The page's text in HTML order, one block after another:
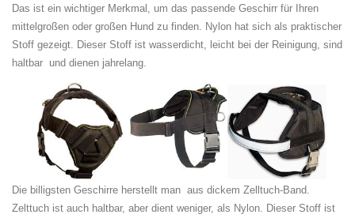
Das ist ein wichtiger Merkmal, um das passende Geschirr für Ihren
mittelgroßen oder großen Hund zu finden. Nylon hat sich als praktischer
Stoff gezeigt. Dieser Stoff ist wasserdicht, leicht bei der Reinigung, sind
haltbar und dienen jahrelang.
Die billigsten Geschirre herstellt man aus dickem Zelltuch-Band.
Zelttuch ist auch haltbar, aber dient weniger, als Nylon. Dieser Stoff ist